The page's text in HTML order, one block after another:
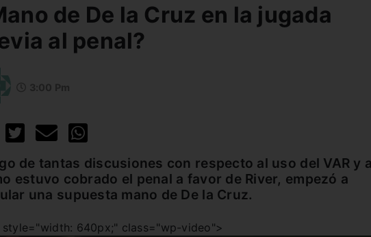
de De la Cruz en la jugada
al penal?
de tantas discusiones con respecto al uso del VAR y a
estuvo cobrado el penal a favor de River, empezó a
una supuesta mano de De la Cruz.
style="width: 640px;" class="wp-video">